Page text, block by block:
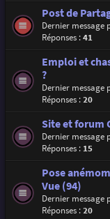
Post de
Dernier message
Réponses :41
Emploi et
?
Dernier message
Réponses :20
Site et forum
Dernier message
Réponses : 15
Pose
Vue (94)
Dernier message
Réponses :20